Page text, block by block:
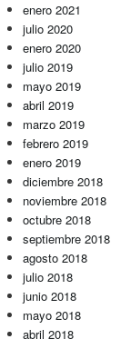
enero 2021
julio 2020
enero 2020
julio 2019
mayo 2019
abril 2019
marzo 2019
febrero 2019
enero 2019
diciembre 2018
noviembre 2018
octubre 2018
septiembre 2018
agosto 2018
julio 2018
junio 2018
mayo 2018
abril 2018